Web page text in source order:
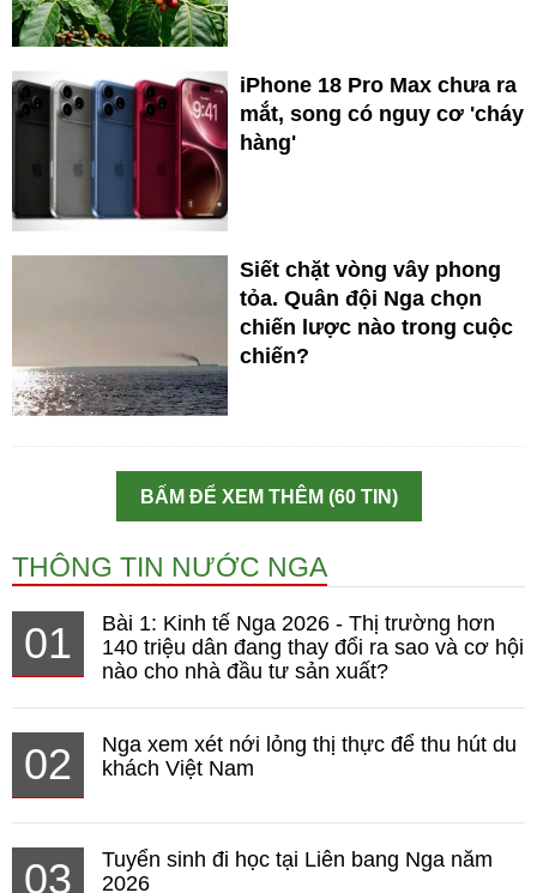
iPhone 18 Pro Max chưa ra
mắt, song có nguy cơ 'cháy
hàng'
Siết chặt vòng vây phong
tỏa. Quân đội Nga chọn
chiến lược nào trong cuộc
chiến?
BẤM ĐỂ XEM THÊM (60 TIN)
THÔNG TIN NƯỚC NGA
01
Bài 1: Kinh tế Nga 2026 - Thị trường hơn
140 triệu dân đang thay đổi ra sao và cơ hội
nào cho nhà đầu tư sản xuất?
02
Nga xem xét nới lỏng thị thực để thu hút du
khách Việt Nam
03
Tuyển sinh đi học tại Liên bang Nga năm
2026